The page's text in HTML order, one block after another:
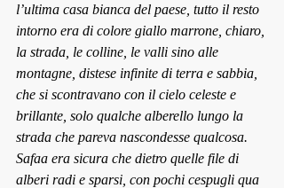
l’ultima casa bianca del paese, tutto il resto
intorno era di colore giallo marrone, chiaro,
la strada, le colline, le valli sino alle
montagne, distese infinite di terra e sabbia,
che si scontravano con il cielo celeste e
brillante, solo qualche alberello lungo la
strada che pareva nascondesse qualcosa.
Safaa era sicura che dietro quelle file di
alberi radi e sparsi, con pochi cespugli qua